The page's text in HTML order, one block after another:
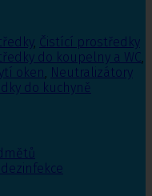
, Čistící prostředky
do koupelny a WC,
oken, Neutralizátory
do kuchyně